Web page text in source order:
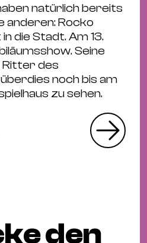
natürlich bereits
anderen: Rocko
die Stadt. Am 13.
Seine
Ritter des
noch bis am
zu sehen.
den